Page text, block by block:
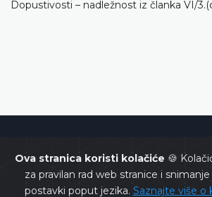
Ova stranica koristi kolačiće 🍪
za pravilan rad web stranice i
postavki poput jezika. Saznajte više o
Dopustivosti – nadležnost iz članka VI/